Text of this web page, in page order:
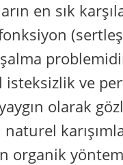
en sık
isteksizlik ve
olarak
organik